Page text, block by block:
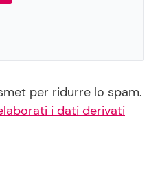
per ridurre lo spam.
i dati derivati